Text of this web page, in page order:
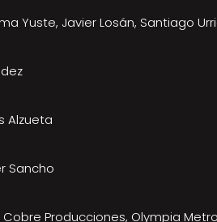
Yuste, Javier Losán, Santiago
Alzueta
Sancho
Producciones, Olympia